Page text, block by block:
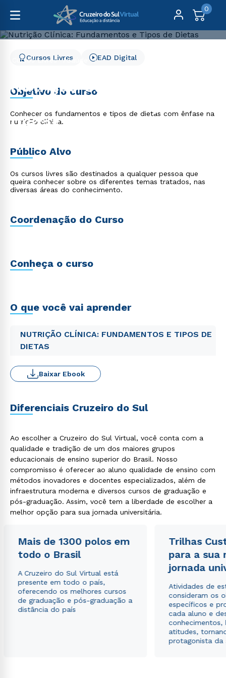
0
Cursos Livres
Saúde
Nutrição Clínica:
Fundamentos e Tipos de
Dietas
Cursos Livres EAD Digital
Objetivo do curso
Conhecer os fundamentos e tipos de dietas com ênfase na
nutrição clínica.
Público Alvo
Os cursos livres são destinados a qualquer pessoa que
queira conhecer sobre os diferentes temas tratados, nas
diversas áreas do conhecimento.
Coordenação do Curso
Conheça o curso
O que você vai aprender
NUTRIÇÃO CLÍNICA: FUNDAMENTOS E TIPOS DE
DIETAS
Baixar Ebook
Diferenciais Cruzeiro do Sul
Ao escolher a Cruzeiro do Sul Virtual, você conta com a
qualidade e tradição de um dos maiores grupos
educacionais de ensino superior do Brasil. Nosso
compromisso é oferecer ao aluno qualidade de ensino com
métodos inovadores e docentes especializados, além de
infraestrutura moderna e diversos cursos de graduação e
pós-graduação. Assim, você tem a liberdade de escolher a
melhor opção para sua jornada universitária.
Mais de 1300 polos em
todo o Brasil
A Cruzeiro do Sul Virtual está
presente em todo o país,
oferecendo os melhores cursos
de graduação e pós-graduação a
distância do país
Trilhas
para a sua
jornada
Atividades de
consideram os
específicos e
cada aluno e
conhecimentos,
atitudes,
protagonista da